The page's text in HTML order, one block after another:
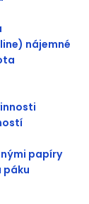
nájemné
papíry
páku